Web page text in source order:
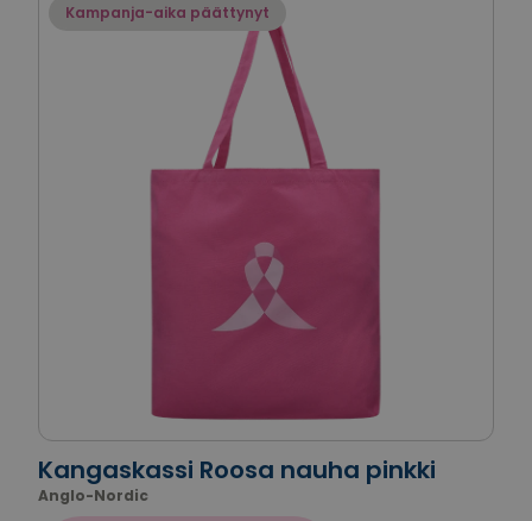
Kampanja-aika päättynyt
Kangaskassi Roosa nauha pinkki
Anglo-Nordic